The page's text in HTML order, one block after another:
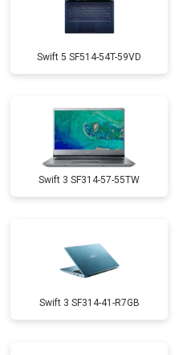
Swift 5 SF514-54T-59VD
Swift 3 SF314-57-55TW
Swift 3 SF314-41-R7GB